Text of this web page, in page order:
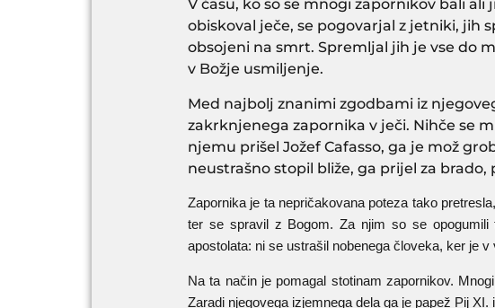
V času, ko so se mnogi zapornikov bali
obiskoval ječe, se pogovarjal z jetniki, jih
obsojeni na smrt. Spremljal jih je vse do
v Božje usmiljenje.
Med najbolj znanimi zgodbami iz
zakrknjenega zapornika v ječi. Nihče se
njemu prišel Jožef Cafasso, ga je mož
neustrašno stopil bliže, ga prijel za
Zapornika je ta nepričakovana poteza tako
ter se spravil z Bogom. Za njim so se opogumili
apostolata: ni se ustrašil nobenega človeka, ker je
Na ta način je pomagal stotinam zapornikov.
Zaradi njegovega izjemnega dela ga je papež Pij